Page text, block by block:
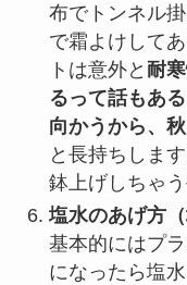
布でトンネル
で霜よけして
トは意外と 耐
るって話もあ
向かうから、
と長持ちしま
鉢上げしちゃう
塩水のあげ方（
基本的にはプ
になったら塩